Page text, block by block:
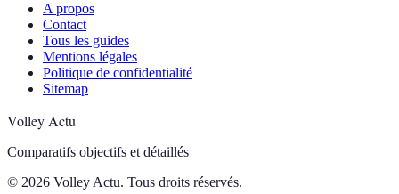
A propos
Contact
Tous les guides
Mentions légales
Politique de confidentialité
Sitemap
Volley Actu
Comparatifs objectifs et détaillés
© 2026 Volley Actu. Tous droits réservés.